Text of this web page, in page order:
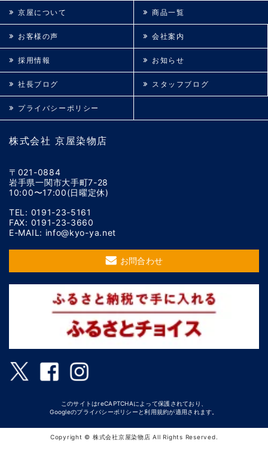
株式会社 京屋染物店
〒021-0884
岩手県一関市大手町7-28
10:00〜17:00(日曜定休)
TEL: 0191-23-5161
FAX: 0191-23-3660
E-MAIL: info@kyo-ya.net
お問合わせ
京屋について 商品一覧
お客様の声 会社案内
採用情報 お知らせ
社長ブログ スタッフブログ
プライバシーポリシー
このサイトはreCAPTCHAによって保護されており、
Googleのプライバシーポリシー と利用規約が適用されます。
Copyright © 株式会社京屋染物店 All Rights Reserved.